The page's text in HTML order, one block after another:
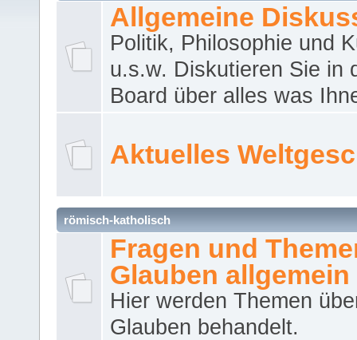
Allgemeine
Politik, Philosophie und
u.s.w. Diskutieren Sie in
Board über alles was
Aktuelles
römisch-katholisch
Fragen und
Glauben allgemein
Hier werden Themen
Glauben behandelt.